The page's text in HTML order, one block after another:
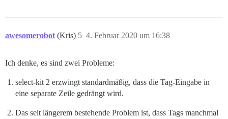
awesomerobot (Kris) 4. Februar 2020 um 16:38
5
Ich denke, es sind zwei Probleme:
select-kit 2 erzwingt standardmäßig, dass die Tag-Eingabe in
eine separate Zeile gedrängt wird.
Das seit längerem bestehende Problem ist, dass Tags manchmal